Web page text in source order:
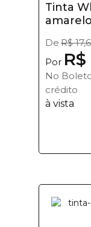
Tinta
De R$
Por R$
No
crédito
à vista